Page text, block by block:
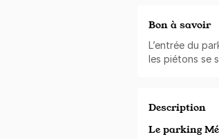
Bon à savoir
L’entrée du
les piétons se
Description
Le parking